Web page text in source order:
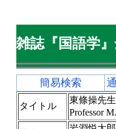
雑誌『国語学
簡易検索
タイトル
東條操先
Professor